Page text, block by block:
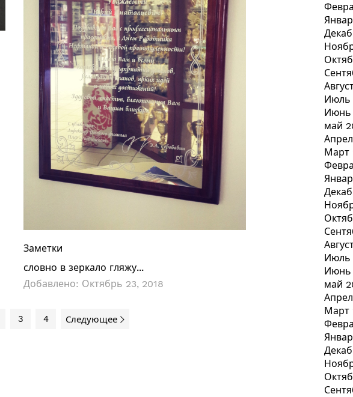
Заметки
словно в зеркало гляжу...
Добавлено: Октябрь 23, 2018
3 4 Следующее
Июль
Июнь
май
Март
Июль
Июнь
май
Март